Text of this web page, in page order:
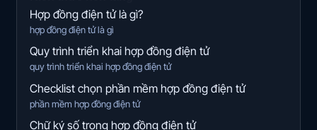
Hợp đồng điện tử là gì?
hợp đồng điện tử là gì
Quy trình triển khai hợp đồng điện tử
quy trình triển khai hợp đồng điện tử
Checklist chọn phần mềm hợp đồng điện tử
phần mềm hợp đồng điện tử
Chữ ký số trong hợp đồng điện tử